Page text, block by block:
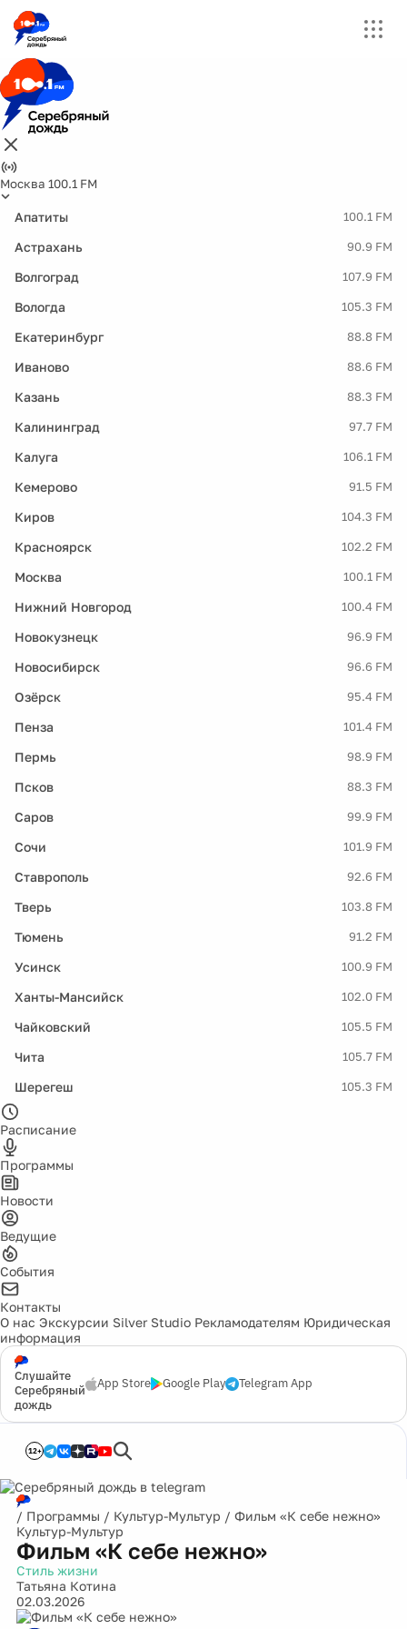
Москва 100.1 FM
Апатиты 100.1 FM
Астрахань 90.9 FM
Волгоград 107.9 FM
Вологда 105.3 FM
Екатеринбург 88.8 FM
Иваново 88.6 FM
Казань 88.3 FM
Калининград 97.7 FM
Калуга 106.1 FM
Кемерово 91.5 FM
Киров 104.3 FM
Красноярск 102.2 FM
Москва 100.1 FM
Нижний Новгород 100.4 FM
Новокузнецк 96.9 FM
Новосибирск 96.6 FM
Озёрск 95.4 FM
Пенза 101.4 FM
Пермь 98.9 FM
Псков 88.3 FM
Саров 99.9 FM
Сочи 101.9 FM
Ставрополь 92.6 FM
Тверь 103.8 FM
Тюмень 91.2 FM
Усинск 100.9 FM
Ханты-Мансийск 102.0 FM
Чайковский 105.5 FM
Чита 105.7 FM
Шерегеш 105.3 FM
Расписание
Программы
Новости
Ведущие
События
Контакты
О нас Экскурсии Silver Studio Рекламодателям Юридическая
информация
Слушайте
Серебряный
дождь
App Store Google Play Telegram App
12+
/ Программы / Культур-Мультур / Фильм «К себе нежно»
Культур-Мультур
Фильм «К себе нежно»
Стиль жизни
Татьяна Котина
02.03.2026